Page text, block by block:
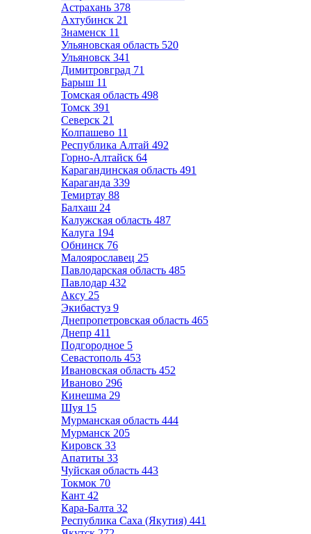
Астрахань 378
Ахтубинск 21
Знаменск 11
Ульяновская область 520
Ульяновск 341
Димитровград 71
Барыш 11
Томская область 498
Томск 391
Северск 21
Колпашево 11
Республика Алтай 492
Горно-Алтайск 64
Карагандинская область 491
Караганда 339
Темиртау 88
Балхаш 24
Калужская область 487
Калуга 194
Обнинск 76
Малоярославец 25
Павлодарская область 485
Павлодар 432
Аксу 25
Экибастуз 9
Днепропетровская область 465
Днепр 411
Подгородное 5
Севастополь 453
Ивановская область 452
Иваново 296
Кинешма 29
Шуя 15
Мурманская область 444
Мурманск 205
Кировск 33
Апатиты 33
Чуйская область 443
Токмок 70
Кант 42
Кара-Балта 32
Республика Саха (Якутия) 441